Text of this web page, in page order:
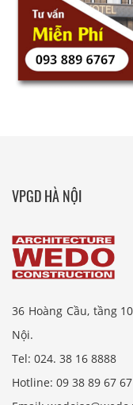
VPGD HÀ NỘI
36 Hoàng Cầu, tầng
Nội.
Tel: 024. 38 16 8888
Hotline: 09 38 89 67 67